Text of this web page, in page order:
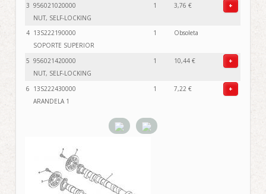
3 956021020000
NUT, SELF-LOCKING
1 3,76 € +
4 13S222190000
SOPORTE SUPERIOR
1 Obsoleta
5 956021420000
NUT, SELF-LOCKING
1 10,44 € +
6 13S222430000
ARANDELA 1
1 7,22 € +